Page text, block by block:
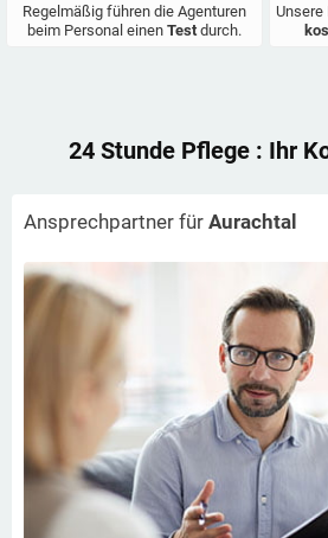
Regelmäßig führen die Agenturen
beim Personal einen Test durch.
24 Stunde Pflege : Ihr
Ansprechpartner für Aurachtal